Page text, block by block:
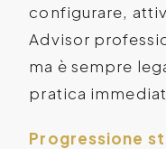
configurare,
Advisor
ma è sempre
pratica
Progressione